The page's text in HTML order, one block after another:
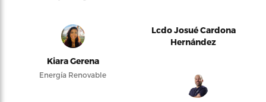
Kiara Gerena
Energía Renovable
Lcdo Josué Cardona
Hernández